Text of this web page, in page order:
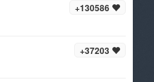
+130586
+37203